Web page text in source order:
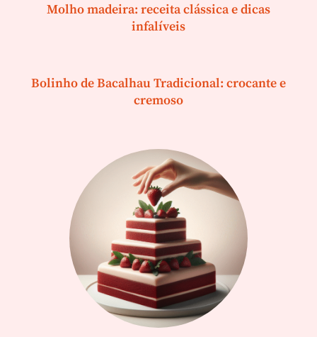
Molho madeira: receita clássica e dicas
infalíveis
Bolinho de Bacalhau Tradicional: crocante e
cremoso